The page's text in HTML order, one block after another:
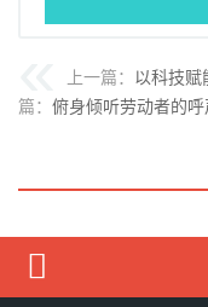
上一篇： 以科技
篇： 俯身倾听劳动者的